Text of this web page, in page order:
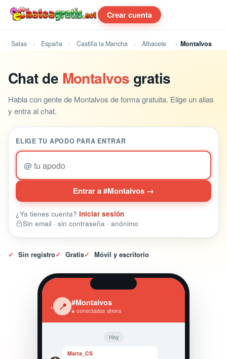
Crear cuenta
Salas España Castilla la Mancha Albacete Montalvos
Chat de Montalvos gratis
Habla con gente de Montalvos de forma gratuita. Elige un alias
y entra al chat.
ELIGE TU APODO PARA ENTRAR
@
Entrar a #Montalvos →
¿Ya tienes cuenta? Iniciar sesión
Sin email · sin contraseña · anónimo
✓ Sin registro✓ Gratis✓ Móvil y escritorio
‹ 📍 #Montalvos
● conectados ahora
Hoy
Marta_CS